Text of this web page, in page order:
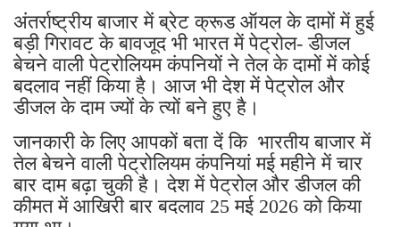
अंतर्राष्ट्रीय बाजार में ब्रेट क्रूड ऑयल के दामों में हुई
बड़ी गिरावट के बावजूद भी भारत में पेट्रोल- डीजल
बेचने वाली पेट्रोलियम कंपनियों ने तेल के दामों में कोई
बदलाव नहीं किया है। आज भी देश में पेट्रोल और
डीजल के दाम ज्यों के त्यों बने हुए है।
जानकारी के लिए आपकों बता दें कि भारतीय बाजार में
तेल बेचने वाली पेट्रोलियम कंपनियां मई महीने में चार
बार दाम बढ़ा चुकी है। देश में पेट्रोल और डीजल की
कीमत में आखिरी बार बदलाव 25 मई 2026 को किया